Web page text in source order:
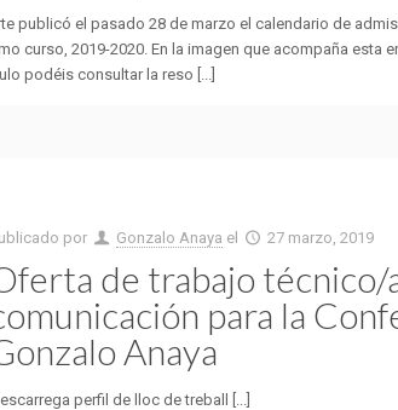
publicó el pasado 28 de marzo el calendario de
curso, 2019-2020. En la imagen que acompaña esta
podéis consultar la reso [...]
por Gonzalo Anaya el 27 marzo, 2019
de trabajo técnico/
para la
Anaya
perfil de lloc de treball [...]